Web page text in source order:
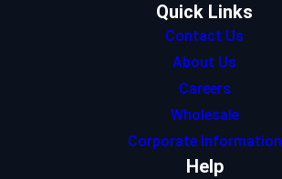
Quick Links
Contact Us
About Us
Careers
Wholesale
Corporate Information
Help